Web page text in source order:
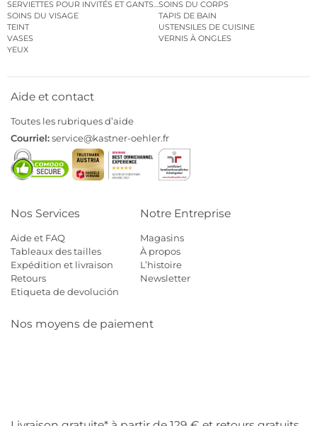
SERVIETTES POUR INVITÉS ET GANTS DE TOILETTE
SOINS DU CORPS
SOINS DU VISAGE
TAPIS DE BAIN
TEINT
USTENSILES DE CUISINE
VASES
VERNIS À ONGLES
YEUX
Aide et contact
Toutes les rubriques d’aide
Courriel:service@kastner-oehler.fr
Nos Services
Aide et FAQ
Tableaux des tailles
Expédition et livraison
Retours
Etiqueta de devolución
Notre Entreprise
Magasins
À propos
L’histoire
Newsletter
Nos moyens de paiement